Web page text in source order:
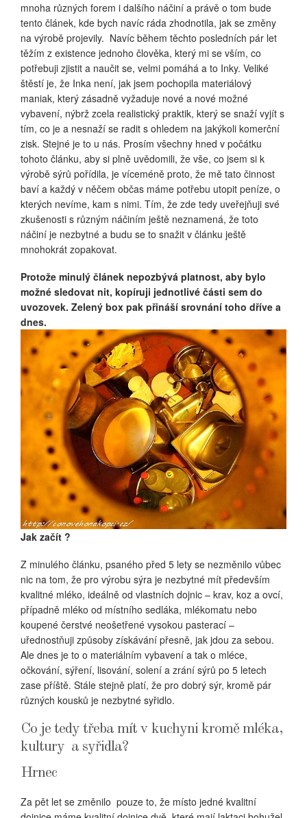
mnoha různých forem i dalšího náčiní a právě o tom bude
tento článek, kde bych navíc ráda zhodnotila, jak se změny
na výrobě projevily. Navíc během těchto posledních pár let
těžím z existence jednoho člověka, který mi se vším, co
potřebuji zjistit a naučit se, velmi pomáhá a to Inky. Veliké
štěstí je, že Inka není, jak jsem pochopila materiálový
maniak, který zásadně vyžaduje nové a nové možné
vybavení, nýbrž zcela realistický praktik, který se snaží vyjít s
tím, co je a nesnaží se radit s ohledem na jakýkoli komerční
zisk. Stejné je to u nás. Prosím všechny hned v počátku
tohoto článku, aby si plně uvědomili, že vše, co jsem si k
výrobě sýrů pořídila, je víceméně proto, že mě tato činnost
baví a každý v něčem občas máme potřebu utopit peníze, o
kterých nevíme, kam s nimi. Tím, že zde tedy uveřejňuji své
zkušenosti s různým náčiním ještě neznamená, že toto
náčiní je nezbytné a budu se to snažit v článku ještě
mnohokrát zopakovat.
Protože minulý článek nepozbývá platnost, aby bylo
možné sledovat nit, kopíruji jednotlivé části sem do
uvozovek. Zelený box pak přináší srovnání toho dříve a
dnes.
Jak začít ?
Z minulého článku, psaného před 5 lety se nezměnilo vůbec
nic na tom, že pro výrobu sýra je nezbytné mít především
kvalitné mléko, ideálně od vlastních dojnic – krav, koz a ovcí,
případně mléko od místního sedláka, mlékomatu nebo
koupené čerstvé neošetřené vysokou pasterací –
uřednostňuji způsoby získávání přesně, jak jdou za sebou.
Ale dnes je to o materiálním vybavení a tak o mléce,
očkování, sýření, lisování, solení a zrání sýrů po 5 letech
zase příště. Stále stejně platí, že pro dobrý sýr, kromě pár
různých kousků je nezbytné syřidlo.
Co je tedy třeba mít v kuchyni kromě mléka,
kultury a syřidla?
Hrnec
Za pět let se změnilo pouze to, že místo jedné kvalitní